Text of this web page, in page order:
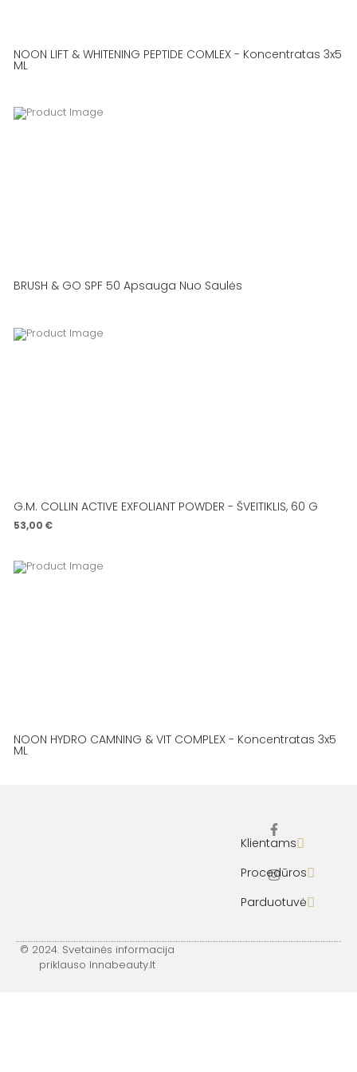
NOON LIFT & WHITENING PEPTIDE COMLEX - Koncentratas 3x5
ML
BRUSH & GO SPF 50 Apsauga Nuo Saulės
G.M. COLLIN ACTIVE EXFOLIANT POWDER - ŠVEITIKLIS, 60 G
53,00 €
NOON HYDRO CAMNING & VIT COMPLEX - Koncentratas 3x5
ML
F
c
e
b
o
-
I
s
t
a
g
m
Klientams
Procedūros
Parduotuvė
© 2024. Svetainės informacija
priklauso Innabeauty.lt